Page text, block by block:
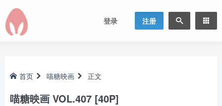
登录 注册
首页 喵糖映画 正文
喵糖映画 VOL.407 [40P]